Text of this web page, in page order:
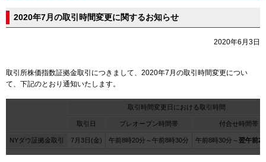
2020年7月の取引時間変更に関するお知らせ
2020年6月3日
取引所株価指数証拠金取引につきまして、2020年7月の取引時間変更につい
て、下記のとおり通知いたします。
取引時間変更日における取引時間
取引日 プレオープン時間帯 付合せ時間帯
NYダウ証拠金取引 7月3日(金) 午前8時20分～午前8時30分 午前8時30分～ 翌午前2